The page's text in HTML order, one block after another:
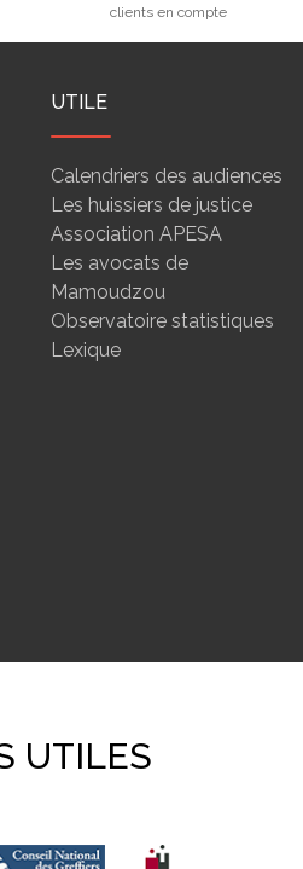
clients en compte
UTILE
Calendriers des audiences
Les huissiers de justice
Association APESA
Les avocats de
Mamoudzou
Observatoire statistiques
Lexique
UTILES